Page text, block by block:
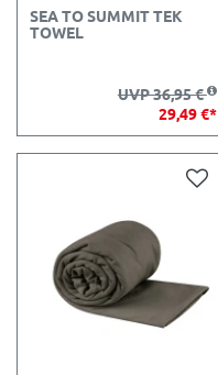
SEA TO SUMMIT TEK
TOWEL
UVP 36,95 €
29,49 €*